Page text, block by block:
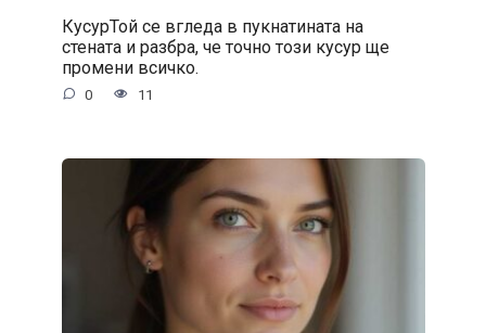
КусурТой се вгледа в пукнатината на
стената и разбра, че точно този кусур ще
промени всичко.
0 11